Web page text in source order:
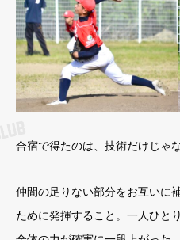
合宿で得たのは、技術だけじゃな
仲間の足りない部分をお互いに
ために発揮すること。一人ひと